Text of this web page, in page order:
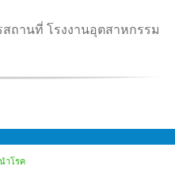
ถานที่ โรงงานอุตสาหกรรม
ำโรค